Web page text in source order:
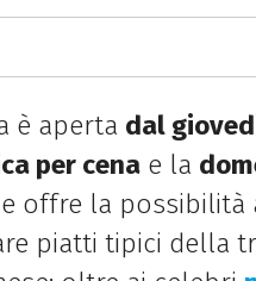
è aperta dal
per cenae la
offre la possibilità
piatti tipici della